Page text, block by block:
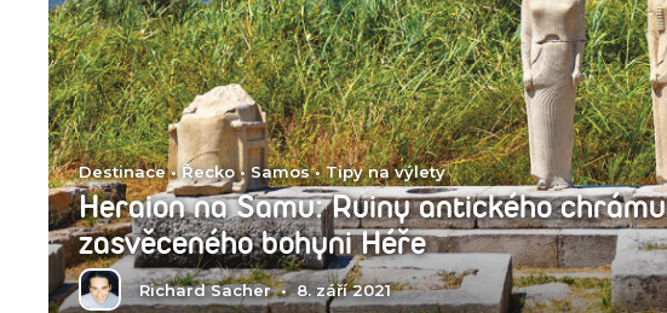
Destinace•Řecko•Samos•Tipy na výlety
Heraion na Samu: Ruiny antického chrámu
zasvěceného bohyni Héře
Richard Sacher•8. září 2021